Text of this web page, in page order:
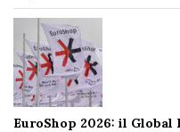
EuroShop 2026: il